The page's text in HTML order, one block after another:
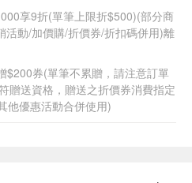
享9折(單筆上限折$500)(部分商
活動/加價購/折價券/折扣碼併用)離
$200券(單筆不累贈，請注意訂單
贈送資格，贈送之折價券消費指定
他優惠活動合併使用)